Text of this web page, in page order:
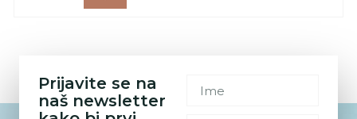
Prijavite se na
naš newsletter